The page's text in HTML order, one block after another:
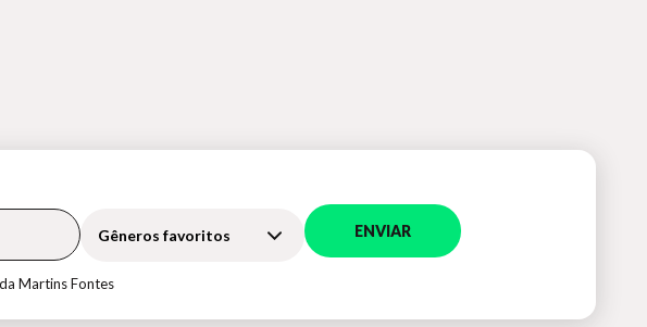
Gêneros favoritos ENVIAR
da Martins Fontes